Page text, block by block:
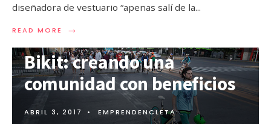
diseñadora de vestuario “apenas salí de la...
READ MORE →
Bikit: creando una
comunidad con beneficios
ABRIL 3, 2017 • EMPRENDENCLETA